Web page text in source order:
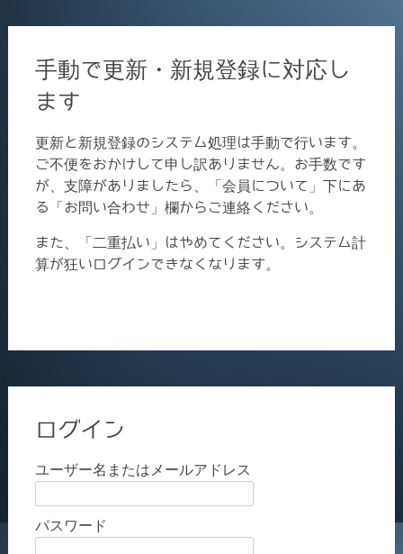
手動で更新・新規登録に対応し
ます
更新と新規登録のシステム処理は手動で行います。
ご不便をおかけして申し訳ありません。お手数です
が、支障がありましたら、「会員について」下にあ
る「お問い合わせ」欄からご連絡ください。
また、「二重払い」はやめてください。システム計
算が狂いログインできなくなります。
ログイン
ユーザー名またはメールアドレス
パスワード